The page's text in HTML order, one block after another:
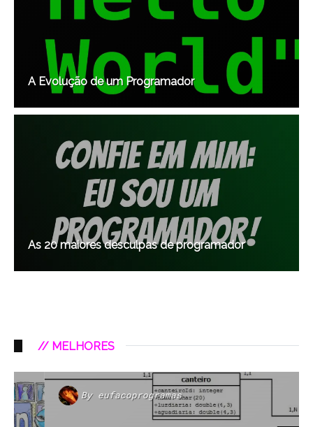
A Evolução de um Programador
As 20 maiores desculpas de programador
// MELHORES
Byeufacoprogramas